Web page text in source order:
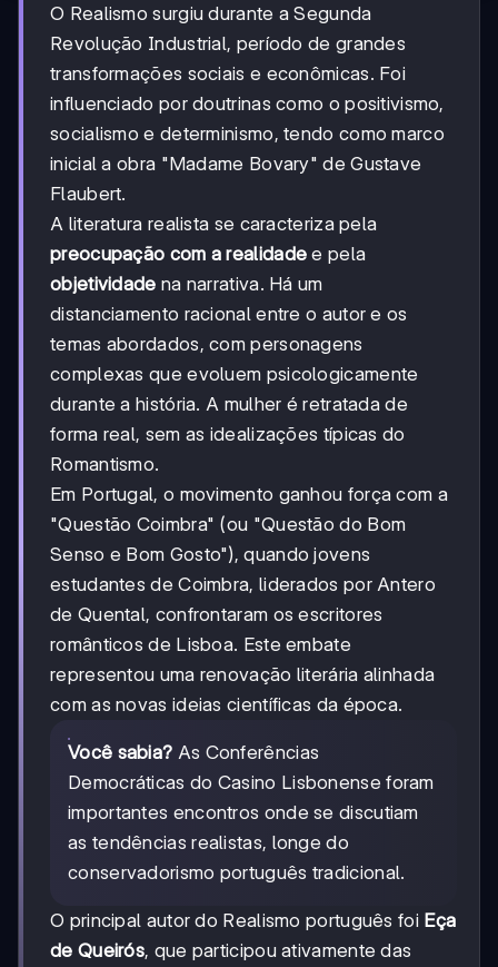
O Realismo surgiu durante a Segunda
Revolução Industrial, período de grandes
transformações sociais e econômicas. Foi
influenciado por doutrinas como o positivismo,
socialismo e determinismo, tendo como marco
inicial a obra "Madame Bovary" de Gustave
Flaubert.
A literatura realista se caracteriza pela
preocupação com a realidade e pela
objetividade na narrativa. Há um
distanciamento racional entre o autor e os
temas abordados, com personagens
complexas que evoluem psicologicamente
durante a história. A mulher é retratada de
forma real, sem as idealizações típicas do
Romantismo.
Em Portugal, o movimento ganhou força com a
"Questão Coimbra" (ou "Questão do Bom
Senso e Bom Gosto"), quando jovens
estudantes de Coimbra, liderados por Antero
de Quental, confrontaram os escritores
românticos de Lisboa. Este embate
representou uma renovação literária alinhada
com as novas ideias científicas da época.
Você sabia? As Conferências
Democráticas do Casino Lisbonense foram
importantes encontros onde se discutiam
as tendências realistas, longe do
conservadorismo português tradicional.
O principal autor do Realismo português foi Eça
de Queirós, que participou ativamente das